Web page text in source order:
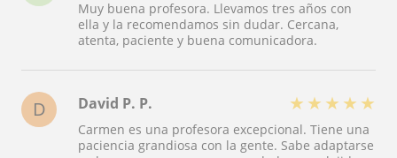
realmente deja huella en la vida de sus alumnos.
Muy buena profesora. Llevamos tres años con
ella y la recomendamos sin dudar. Cercana,
atenta, paciente y buena comunicadora.
D David P. P. ★ ★ ★ ★ ★
Carmen es una profesora excepcional. Tiene una
paciencia grandiosa con la gente. Sabe adaptarse